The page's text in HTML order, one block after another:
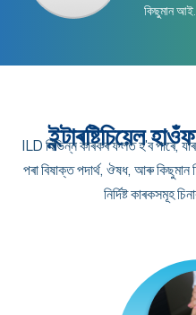
কিছুমান
ইন্টাৰষ্টিচিয়েল
ILD বিভিন্ন কাৰকৰ ফলত হ'ব পাৰে,
পৰা বিষাক্ত পদাৰ্থ, ঔষধ, আৰু
নিৰ্দিষ্ট কাৰকসমূহ